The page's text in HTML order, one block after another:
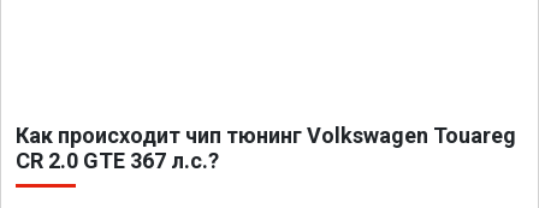
Как происходит чип тюнинг Volkswagen Touareg
CR 2.0 GTE 367 л.с.?